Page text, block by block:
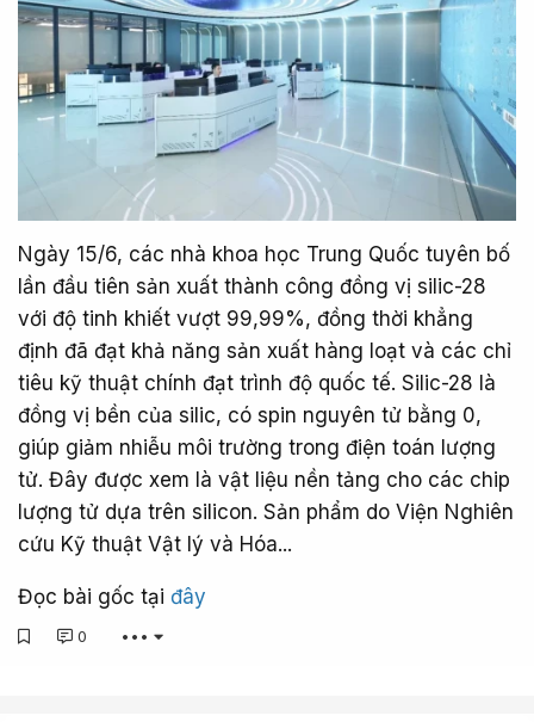
Ngày 15/6, các nhà khoa học Trung Quốc tuyên bố
lần đầu tiên sản xuất thành công đồng vị silic-28
với độ tinh khiết vượt 99,99%, đồng thời khẳng
định đã đạt khả năng sản xuất hàng loạt và các chỉ
tiêu kỹ thuật chính đạt trình độ quốc tế. Silic-28 là
đồng vị bền của silic, có spin nguyên tử bằng 0,
giúp giảm nhiễu môi trường trong điện toán lượng
tử. Đây được xem là vật liệu nền tảng cho các chip
lượng tử dựa trên silicon. Sản phẩm do Viện Nghiên
cứu Kỹ thuật Vật lý và Hóa...
Đọc bài gốc tại đây
0 •••